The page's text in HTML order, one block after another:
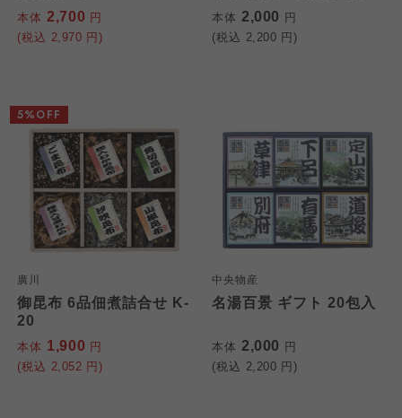
本体 2,700 円
(税込 2,970 円)
本体 2,000 円
(税込 2,200 円)
廣川
御昆布 6品佃煮詰合せ K-
20
本体 1,900 円
(税込 2,052 円)
5%OFF
中央物産
名湯百景 ギフト 20包入
本体 2,000 円
(税込 2,200 円)